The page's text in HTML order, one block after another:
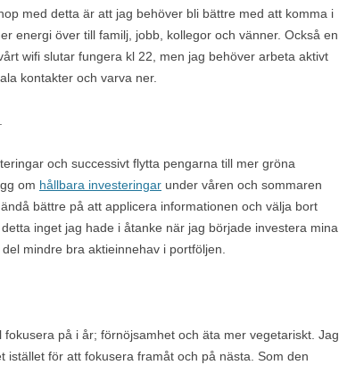
med detta är att jag behöver bli bättre med att komma i
energi över till familj, jobb, kollegor och vänner. Också en
wifi slutar fungera kl 22, men jag behöver arbeta aktivt
kontakter och varva ner.
och successivt flytta pengarna till mer gröna
om hållbara investeringar under våren och sommaren
bättre på att applicera informationen och välja bort
inget jag hade i åtanke när jag började investera mina
mindre bra aktieinnehav i portföljen.
på i år; förnöjsamhet och äta mer vegetariskt. Jag
istället för att fokusera framåt och på nästa. Som den